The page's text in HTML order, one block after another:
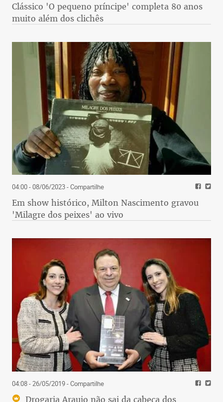
Clássico 'O pequeno príncipe' completa 80 anos
muito além dos clichês
04:00 - 08/06/2023- Compartilhe
Em show histórico, Milton Nascimento gravou
'Milagre dos peixes' ao vivo
04:08 - 26/05/2019- Compartilhe
Drogaria Araujo não sai da cabeça dos